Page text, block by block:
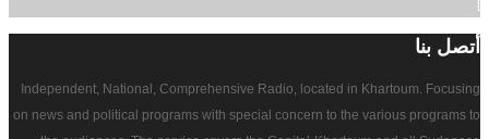
]
أتصل بنا
Independent, National, Comprehensive Radio, located in Khartoum. Focusing
on news and political programs with special concern to the various programs to